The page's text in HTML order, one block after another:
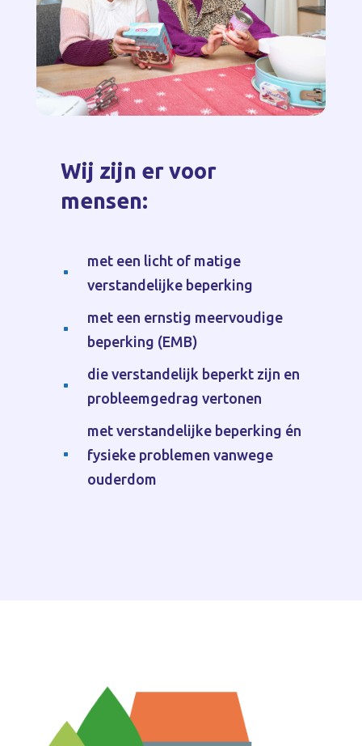
Wij zijn er voor
mensen:
^
met een licht of matige
verstandelijke beperking
^
met een ernstig meervoudige
beperking (EMB)
^
die verstandelijk beperkt zijn en
probleemgedrag vertonen
^
met verstandelijke beperking én
fysieke problemen vanwege
ouderdom